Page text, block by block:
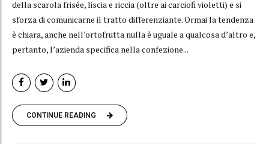
della scarola frisée, liscia e riccia (oltre ai carciofi violetti) e si
sforza di comunicarne il tratto differenziante. Ormai la tendenza
è chiara, anche nell’ortofrutta nulla è uguale a qualcosa d’altro e,
pertanto, l’azienda specifica nella confezione...
CONTINUE READING